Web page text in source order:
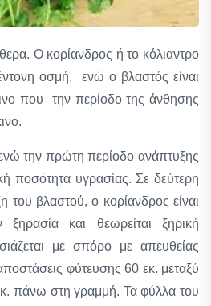
Ο κορίανδρος ή το κόλιαντρο
οσμή, ενώ ο βλαστός είναι
που την περίοδο της άνθησης
την πρώτη περίοδο ανάπτυξης
ποσότητα υγρασίας. Σε δεύτερη
του βλαστού, ο κορίανδρος είναι
και θεωρείται ξηρική
με σπόρο με απευθείας
φύτευσης 60 εκ. μεταξύ
πάνω στη γραμμή. Τα φύλλα του